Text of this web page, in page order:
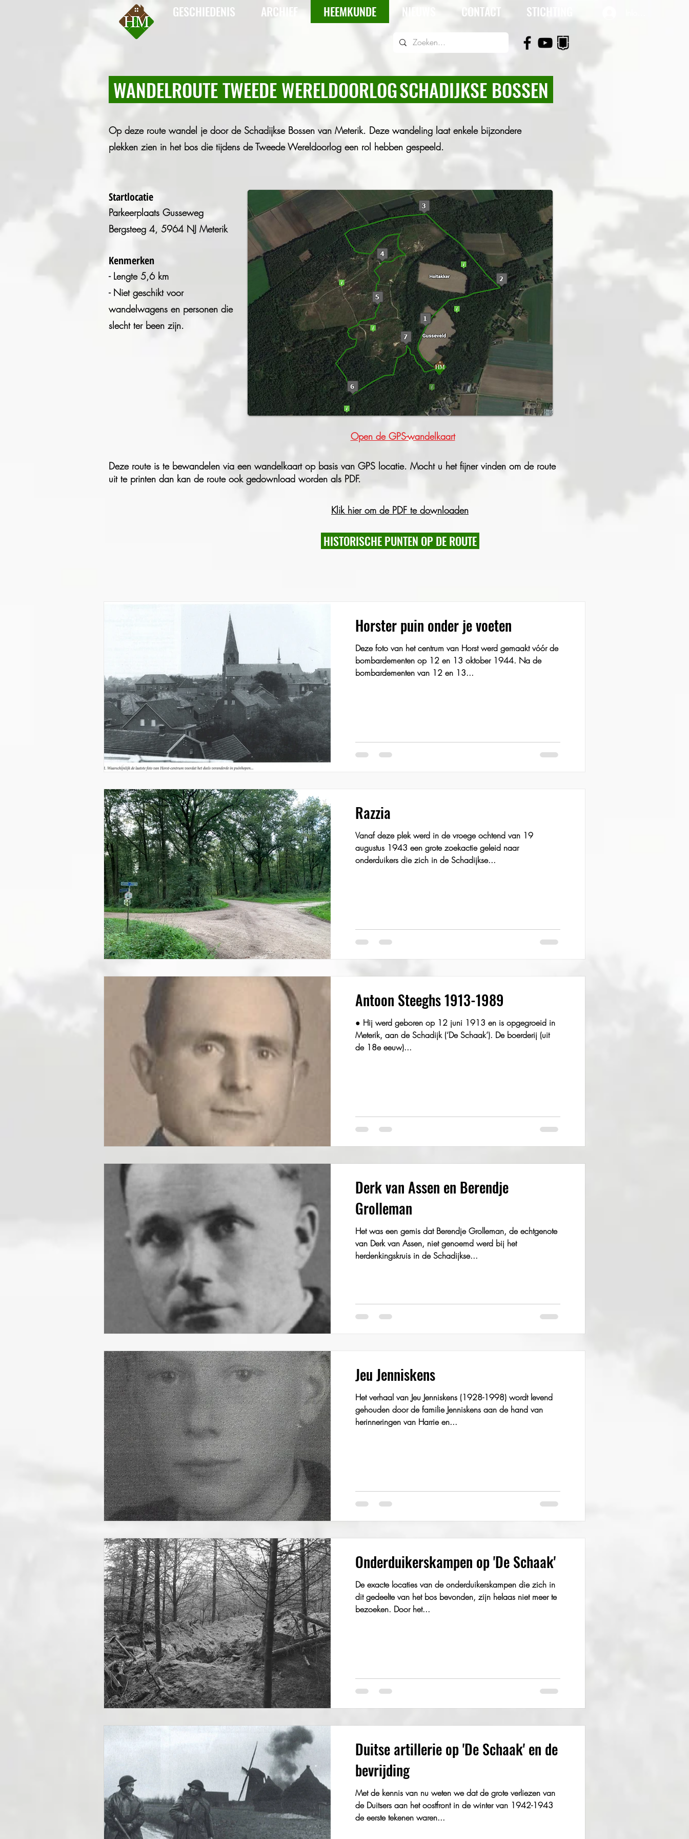
GESCHIEDENIS ARCHIEF HEEMKUNDE NIEUWS CONTACT STICHTING
WANDELROUTE TWEEDE WERELDOORLOGSCHADIJKSE BOSSEN
Op deze route wandel je door de Schadijkse Bossen van Meterik. Deze wandeling laat enkele bijzondere
plekken zien in het bos die tijdens de Tweede Wereldoorlog een rol hebben gespeeld.
Startlocatie
Parkeerplaats Gusseweg
Bergsteeg 4, 5964 NJ Meterik
Kenmerken
- Lengte 5,6 km
- Niet geschikt voor
wandelwagens en personen die
slecht ter been zijn.
Open de GPS-wandelkaart
Deze route is te bewandelen via een wandelkaart op basis van GPS locatie. Mocht u het fijner vinden om de route
uit te printen dan kan de route ook gedownload worden als PDF.
Klik hier om de PDF te downloaden
HISTORISCHE PUNTEN OP DE ROUTE
Horster puin onder je voeten
Deze foto van het centrum van Horst werd gemaakt vóór de
bombardementen op 12 en 13 oktober 1944. Na de
bombardementen van 12 en 13...
Razzia
Vanaf deze plek werd in de vroege ochtend van 19
augustus 1943 een grote zoekactie geleid naar
onderduikers die zich in de Schadijkse...
Antoon Steeghs 1913-1989
● Hij werd geboren op 12 juni 1913 en is opgegroeid in
Meterik, aan de Schadijk (‘De Schaak’). De boerderij (uit
de 18e eeuw)...
Derk van Assen en Berendje
Grolleman
Het was een gemis dat Berendje Grolleman, de echtgenote
van Derk van Assen, niet genoemd werd bij het
herdenkingskruis in de Schadijkse...
Jeu Jenniskens
Het verhaal van Jeu Jenniskens (1928-1998) wordt levend
gehouden door de familie Jenniskens aan de hand van
herinneringen van Harrie en...
Onderduikerskampen op 'De Schaak'
De exacte locaties van de onderduikerskampen die zich in
dit gedeelte van het bos bevonden, zijn helaas niet meer te
bezoeken. Door het...
Duitse artillerie op 'De Schaak' en de
bevrijding
Met de kennis van nu weten we dat de grote verliezen van
de Duitsers aan het oostfront in de winter van 1942-1943
de eerste tekenen waren...